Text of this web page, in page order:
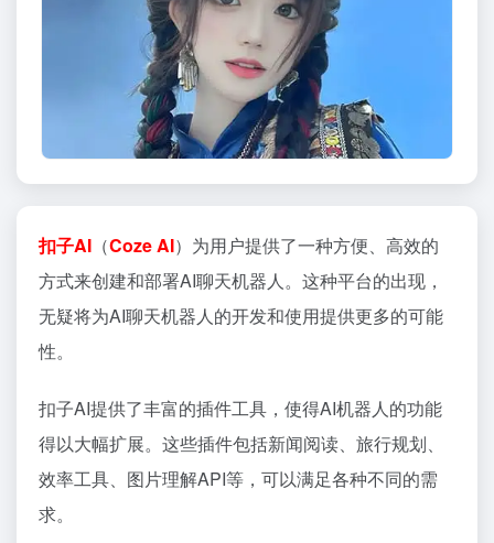
扣子AI （Coze AI）为用户提供了一种方便、高效的
方式来创建和部署AI聊天机器人。这种平台的出现，
无疑将为AI聊天机器人的开发和使用提供更多的可能
性。
扣子AI提供了丰富的插件工具，使得AI机器人的功能
得以大幅扩展。这些插件包括新闻阅读、旅行规划、
效率工具、图片理解API等，可以满足各种不同的需
求。